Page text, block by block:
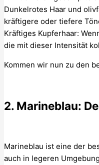
Dunkelrotes Haar und
kräftigere oder tiefere
Kräftiges Kupferhaar:
die mit dieser Intensität
Kommen wir nun zu den
2. Marineblau:
Marineblau ist eine der
auch in legeren